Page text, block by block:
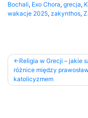
Bochali, Exo Chora, grecja,
wakacje 2025, zakynthos,
Religia w Grecji – jakie
różnice między
katolicyzmem